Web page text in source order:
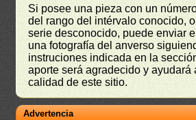
Si posee una pieza con un
del rango del intérvalo conocido,
serie desconocido, puede enviar
una fotografía del anverso
instruciones indicada en la
aporte será agradecido y ayudará
calidad de este sitio.
Advertencia